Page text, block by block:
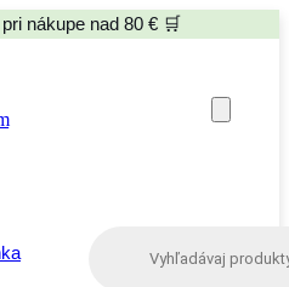
nákupe nad 80 € 🛒